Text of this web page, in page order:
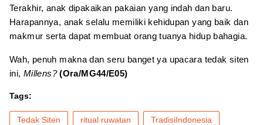
Terakhir, anak dipakaikan pakaian yang indah dan baru.
Harapannya, anak selalu memiliki kehidupan yang baik dan
makmur serta dapat membuat orang tuanya hidup bahagia.
Wah, penuh makna dan seru banget ya upacara tedak siten
ini, Millens?(Ora/MG44/E05)
Tags:
Tedak Siten ritual ruwatan TradisiIndonesia